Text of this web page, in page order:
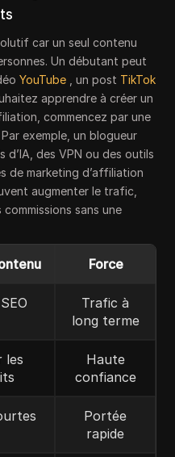
car un seul contenu
Un débutant peut
YouTube , un post TikTok
apprendre à créer un
commencez par une
exemple, un blogueur
des VPN ou des outils
de marketing d’affiliation
augmenter le trafic,
sans une
Force
Trafic à
long terme
les
Haute
confiance
Portée
rapide